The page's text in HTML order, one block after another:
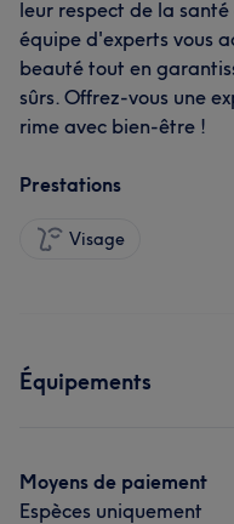
leur respect de la
équipe d'experts vous
beauté tout en
sûrs. Offrez-vous une
rime avec bien-être !
Prestations
Visage
Équipements
Moyens de paiement
Espèces uniquement